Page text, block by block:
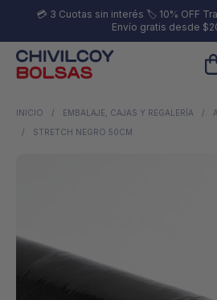
💳 3 Cuotas sin interés 🏷️ 10% OFF
Envío gratis desde
INICIO / EMBALAJE, CAJAS Y REGALERÍA /
/
STRETCH NEGRO 50CM